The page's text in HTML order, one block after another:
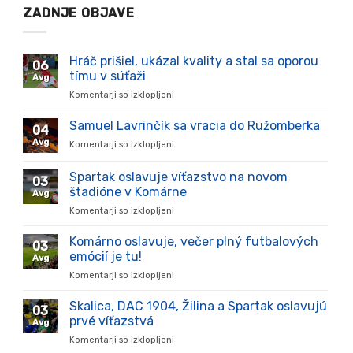
ZADNJE OBJAVE
06
Avg
Hráč prišiel, ukázal kvality a stal sa oporou
tímu v súťaži
Komentarji so izklopljeni
prišiel,
stal
sa
súťaži
04
Avg
Samuel Lavrinčík sa vracia do Ružomberka
Komentarji so izklopljeni
Lavrinčík
vracia
03
Avg
Spartak oslavuje víťazstvo na novom
štadióne v Komárne
Komentarji so izklopljeni
oslavuje
v
03
Avg
Komárno oslavuje, večer plný futbalových
emócií je tu!
Komentarji so izklopljeni
oslavuje,
03
Avg
Skalica, DAC 1904, Žilina a Spartak oslavujú
prvé víťazstvá
Komentarji so izklopljeni